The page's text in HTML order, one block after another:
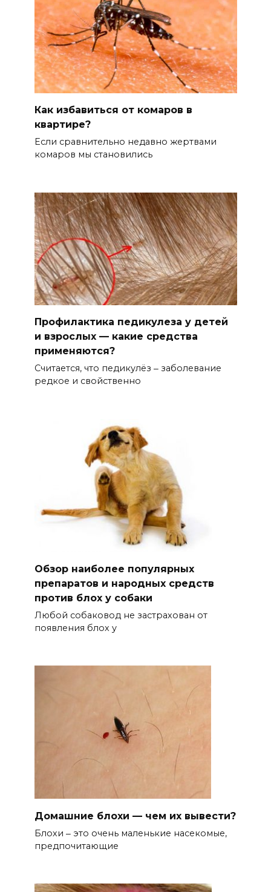
Как избавиться от комаров в
квартире?
Если сравнительно недавно жертвами
комаров мы становились
Профилактика педикулеза у детей
и взрослых — какие средства
применяются?
Считается, что педикулёз ‒ заболевание
редкое и свойственно
Обзор наиболее популярных
препаратов и народных средств
против блох у собаки
Любой собаковод не застрахован от
появления блох у
Домашние блохи — чем их вывести?
Блохи ‒ это очень маленькие насекомые,
предпочитающие